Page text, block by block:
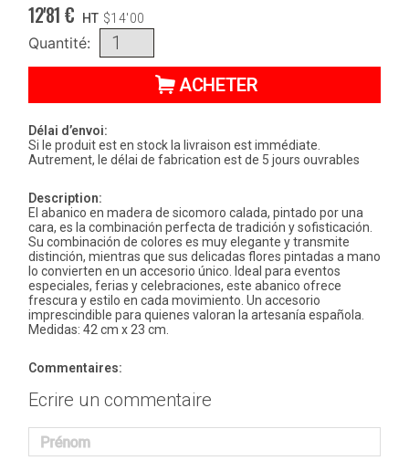
12'81 € HT $14'00
Quantité:
ACHETER
Délai d’envoi:
Si le produit est en stock la livraison est immédiate.
Autrement, le délai de fabrication est de 5 jours ouvrables
Description:
El abanico en madera de sicomoro calada, pintado por una
cara, es la combinación perfecta de tradición y sofisticación.
Su combinación de colores es muy elegante y transmite
distinción, mientras que sus delicadas flores pintadas a mano
lo convierten en un accesorio único. Ideal para eventos
especiales, ferias y celebraciones, este abanico ofrece
frescura y estilo en cada movimiento. Un accesorio
imprescindible para quienes valoran la artesanía española.
Medidas: 42 cm x 23 cm.
Commentaires:
Ecrire un commentaire
Prénom